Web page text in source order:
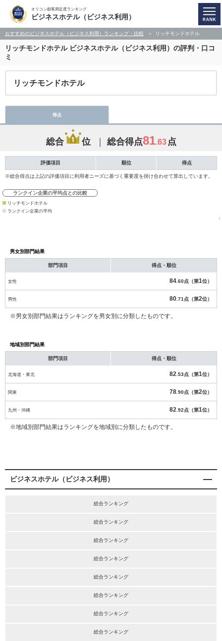
オリコン顧客満足度ランキング
ビジネスホテル（ビジネス利用）
おすすめのビジネスホテル（ビジネス利用）ランキング・比較 リッチモンドホテル
リッチモンドホテルビジネスホテル（ビジネス利用）の評判・口コ
ミ
リッチモンドホテル
得点
総合 位 総合得点81.63 点
評価項目 順位 得点
※総合得点は上記の評価項目に利用者ニーズに基づく重要度を掛け合わせて算出しています。
ランクイン企業の平均点との比較
リッチモンドホテル
ランクイン企業の平均
男女別部門結果
部門項目 得点・順位
女性 84 .60点（第1位）
男性 80 .71点（第2位）
※男女別部門結果はランキングを男女別に分類したものです。
地域別部門結果
部門項目 得点・順位
北海道・東北 82 .53点（第1位）
関東 78 .90点（第2位）
九州・沖縄 82 .92点（第1位）
※地域別部門結果はランキングを地域別に分類したものです。
ビジネスホテル（ビジネス利用）
総合ランキング
総合ランキング
総合ランキング
総合ランキング
総合ランキング
総合ランキング
総合ランキング
総合ランキング